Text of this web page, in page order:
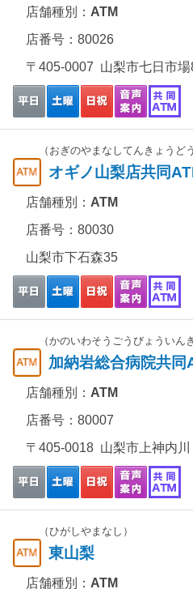
店舗種別： ATM
店番号：80026
〒405-0007 山梨市七日市場
（おぎのやまなしてんきょうど
オギノ山梨店共同
店舗種別： ATM
店番号：80030
山梨市下石森35
（かのいわそうごうびょういん
加納岩総合病院共同
店舗種別： ATM
店番号：80007
〒405-0018 山梨市上神内川
（ひがしやまなし）
東山梨
店舗種別： ATM